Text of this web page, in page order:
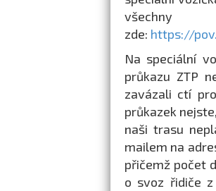
zde: https://
Na speciální
průkazu ZTP
zavázali ctí
průkazek
naši trasu
mailem na
přičemž počet
o svoz řidiče